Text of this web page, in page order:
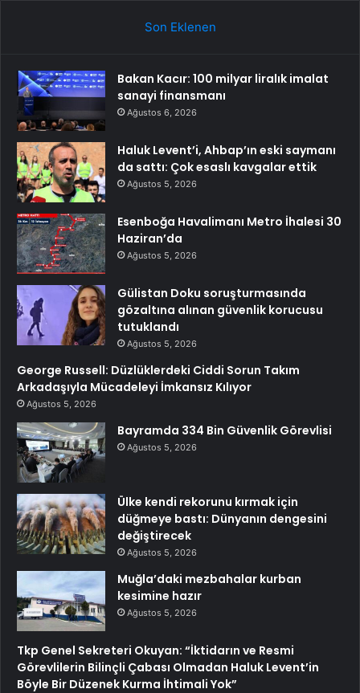
Son Eklenen
Bakan Kacır: 100 milyar liralık imalat
sanayi finansmanı
Ağustos 6, 2026
Haluk Levent’i, Ahbap’ın eski saymanı
da sattı: Çok esaslı kavgalar ettik
Ağustos 5, 2026
Esenboğa Havalimanı Metro İhalesi 30
Haziran’da
Ağustos 5, 2026
Gülistan Doku soruşturmasında
gözaltına alınan güvenlik korucusu
tutuklandı
Ağustos 5, 2026
George Russell: Düzlüklerdeki Ciddi Sorun Takım
Arkadaşıyla Mücadeleyi İmkansız Kılıyor
Ağustos 5, 2026
Bayramda 334 Bin Güvenlik Görevlisi
Ağustos 5, 2026
Ülke kendi rekorunu kırmak için
düğmeye bastı: Dünyanın dengesini
değiştirecek
Ağustos 5, 2026
Muğla’daki mezbahalar kurban
kesimine hazır
Ağustos 5, 2026
Tkp Genel Sekreteri Okuyan: “İktidarın ve Resmi
Görevlilerin Bilinçli Çabası Olmadan Haluk Levent’in
Böyle Bir Düzenek Kurma İhtimali Yok”